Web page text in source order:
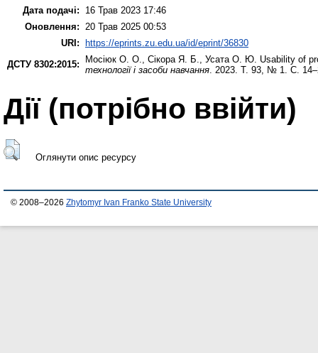
Дата подачі:
16 Трав 2023 17:46
Оновлення:
20 Трав 2025 00:53
URI: https://eprints.zu.edu.ua/id/eprint/36830
ДСТУ 8302:2015:
Мосіюк О. О. Сікора Я. Б. Усата О. Ю. Usability of
технології і засоби навчання . 2023. Т. 93, № 1. С.
Дії ​​(потрібно ввійти)
Оглянути опис ресурсу
© 2008–2026 Zhytomyr Ivan Franko State University